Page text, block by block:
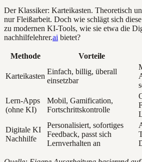
Der Klassiker: Karteikasten. Theoretisch
nur Fleißarbeit. Doch wie schlägt sich
zu modernen KI-Tools, wie sie etwa die
nachhilfelehrer.ai bietet?
Methode Vorteile
Karteikasten
Einfach, billig, überall
einsetzbar
Lern-Apps
(ohne KI)
Mobil, Gamification,
Fortschrittskontrolle
Digitale KI
Nachhilfe
Personalisiert, sofortiges
Feedback, passt sich
Lernverhalten an